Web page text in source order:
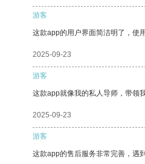
游客
这款app的用户界面简洁明了，使
2025-09-23
游客
这款app就像我的私人导师，带领
2025-09-23
游客
这款app的售后服务非常完善，遇